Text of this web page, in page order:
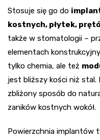
Stosuje się go do
kostnych, płytek,
także w stomatologii –
elementach
tylko chemia, ale też
jest bliższy kości niż stal.
zbliżony sposób do
zaników kostnych wokół.
Powierzchnia implantów